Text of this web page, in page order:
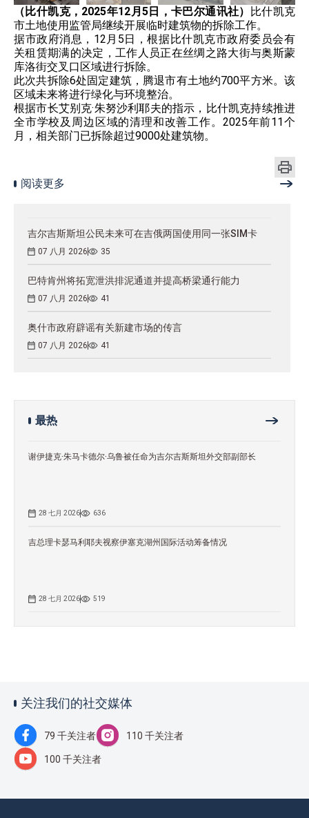
（比什凯克，2025年12月5日，卡巴尔通讯社）
比什凯克
市土地使用监管局继续开展临时建筑物的拆除工作。
据市政府消息，12月5日，根据比什凯克市政府委员会有
关租赁期满的决定，工作人员正在丝绸之路大街与奥斯蒙
库洛街交叉口区域进行拆除。
此次共拆除6处固定建筑，腾退市有土地约700平方米。该
区域未来将进行绿化与环境整治。
根据市长艾别克·朱努沙利耶夫的指示，比什凯克持续推进
全市学校及周边区域的清理和改善工作。2025年前11个
月，相关部门已拆除超过9000处建筑物。
阅读更多
吉尔吉斯斯坦公民未来可在吉俄两国使用同一张SIM卡
07 八月 2026 35
巴特肯州将拓宽泄洪排泥通道并提高桥梁通行能力
07 八月 2026 41
奥什市政府辟谣有关新建市场的传言
07 八月 2026 41
最热
谢伊捷克·朱马卡德尔·乌鲁被任命为吉尔吉斯斯坦外交部副部长
28 七月 2026 636
吉总理卡瑟马利耶夫视察伊塞克湖州国际活动筹备情况
28 七月 2026 519
关注我们的社交媒体
79 千关注者 110 千关注者
100 千关注者